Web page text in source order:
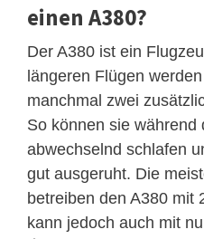
einen A380?
Der A380 ist ein
längeren Flügen
manchmal zwei
So können sie während
abwechselnd schlafen
gut ausgeruht. Die
betreiben den A380 mit
kann jedoch auch mit